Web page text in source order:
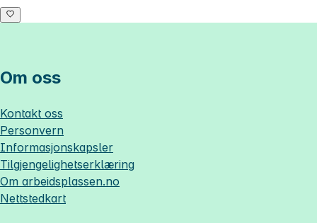
Om oss
Kontakt oss
Personvern
Informasjonskapsler
Tilgjengelighetserklæring
Om arbeidsplassen.no
Nettstedkart